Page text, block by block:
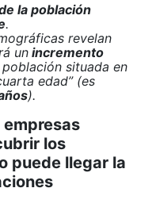
la población
.
revelan
un incremento
situada en
edad” (es
).
los
puede llegar la